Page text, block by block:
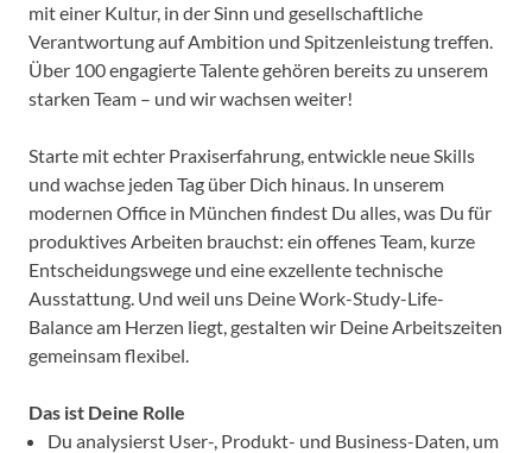
mit einer Kultur, in der Sinn und gesellschaftliche
Verantwortung auf Ambition und Spitzenleistung treffen.
Über 100 engagierte Talente gehören bereits zu unserem
starken Team – und wir wachsen weiter!
Starte mit echter Praxiserfahrung, entwickle neue Skills
und wachse jeden Tag über Dich hinaus. In unserem
modernen Office in München findest Du alles, was Du für
produktives Arbeiten brauchst: ein offenes Team, kurze
Entscheidungswege und eine exzellente technische
Ausstattung. Und weil uns Deine Work-Study-Life-
Balance am Herzen liegt, gestalten wir Deine Arbeitszeiten
gemeinsam flexibel.
Das ist Deine Rolle
Du analysierst User-, Produkt- und Business-Daten, um